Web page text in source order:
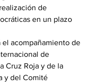
de
en un plazo
el acompañamiento de
de
Cruz Roja y de la
y del Comité